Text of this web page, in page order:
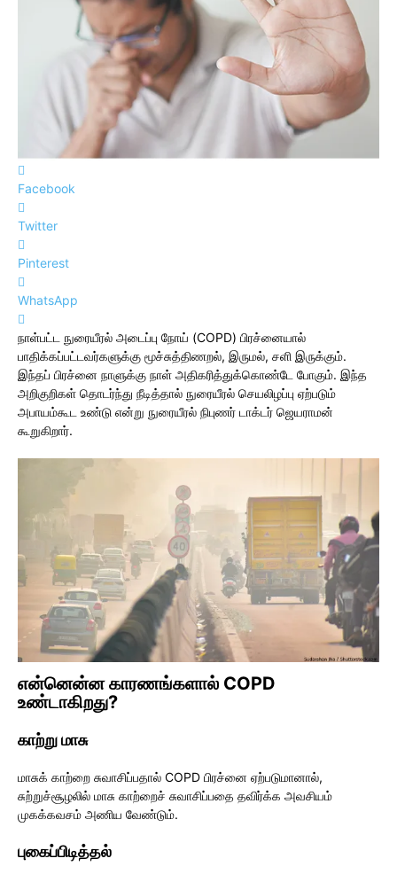
Facebook
Twitter
Pinterest
WhatsApp
நாள்பட்ட நுரையீரல் அடைப்பு நோய் (COPD) பிரச்னையால்
பாதிக்கப்பட்டவர்களுக்கு மூச்சுத்திணறல், இருமல், சளி இருக்கும்.
இந்தப் பிரச்னை நாளுக்கு நாள் அதிகரித்துக்கொண்டே போகும். இந்த
அறிகுறிகள் தொடர்ந்து நீடித்தால் நுரையீரல் செயலிழப்பு ஏற்படும்
அபாயம்கூட உண்டு என்று நுரையீரல் நிபுணர் டாக்டர் ஜெயராமன்
கூறுகிறார்.
என்னென்ன காரணங்களால் COPD
உண்டாகிறது?
காற்று மாசு
மாசுக் காற்றை சுவாசிப்பதால் COPD பிரச்னை ஏற்படுமானால்,
சுற்றுச்சூழலில் மாசு காற்றைச் சுவாசிப்பதை தவிர்க்க அவசியம்
முகக்கவசம் அணிய வேண்டும்.
புகைப்பிடித்தல்